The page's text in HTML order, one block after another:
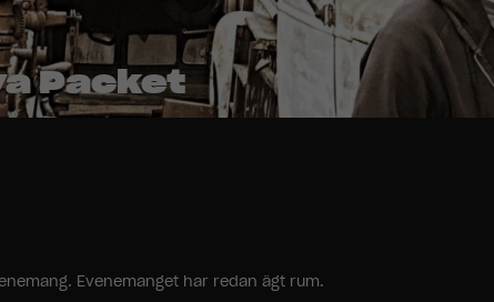
Packet
Evenemanget har redan ägt rum.